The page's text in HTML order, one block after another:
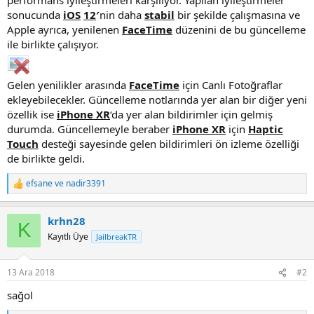
i
sonucunda iOS 12′nin daha stabil bir şekilde çalışmasına ve
Apple ayrıca, yenilenen FaceTime düzenini de bu güncelleme
ile birlikte çalışıyor.
Gelen yenilikler arasında FaceTime için Canlı Fotoğraflar
ekleyebilecekler. Güncelleme notlarında yer alan bir diğer yeni
özellik ise iPhone XR‘da yer alan bildirimler için gelmiş
durumda. Güncellemeyle beraber iPhone XR için Haptic
Touch desteği sayesinde gelen bildirimleri ön izleme özelliği
de birlikte geldi.
R
e
s
efsaneve nadir3391
K krhn28
Kayıtlı Üye JailbreakTR
13 Ara 2018 #2
sağol